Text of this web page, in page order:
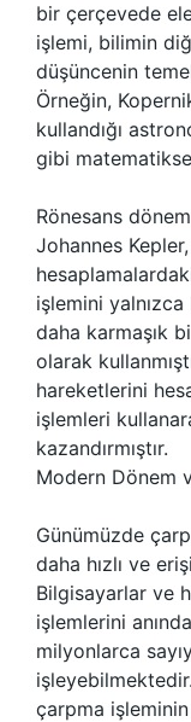
bir çerçevede
işlemi, bilimin
düşüncenin
Örneğin,
kullandığı
gibi
Rönesans
Johannes
işlemini
daha karmaşık
olarak
hareketlerini
işlemleri
kazandırmıştır.
Modern Dönem
Günümüzde
daha hızlı ve
Bilgisayarlar ve
işlemlerini
milyonlarca
çarpma